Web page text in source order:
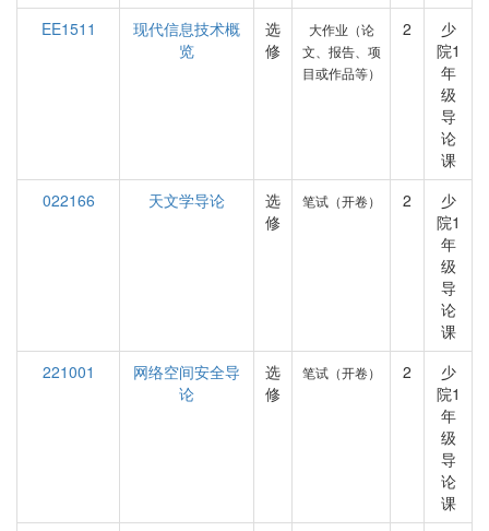
EE1511
现代信息技术概
览
选
修
大作业（论
文、报告、项
目或作品等）
2
少
院1
年
级
导
论
课
022166
天文学导论
选
修
笔试（开卷） 2
少
院1
年
级
导
论
课
221001
网络空间安全导
论
选
修
笔试（开卷） 2
少
院1
年
级
导
论
课